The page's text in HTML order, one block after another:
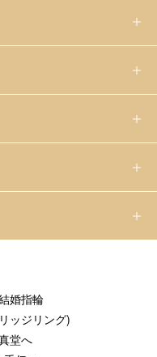
婚指輪
ッジリング)
堂へ